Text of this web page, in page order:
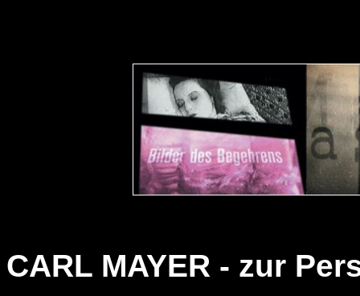
CARL MAYER - zur